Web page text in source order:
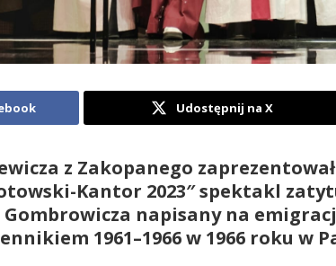
Udostępnij na X
z Zakopanego
Kantor 2023″ spektakl
napisany na
1961–1966 w 1966 roku w